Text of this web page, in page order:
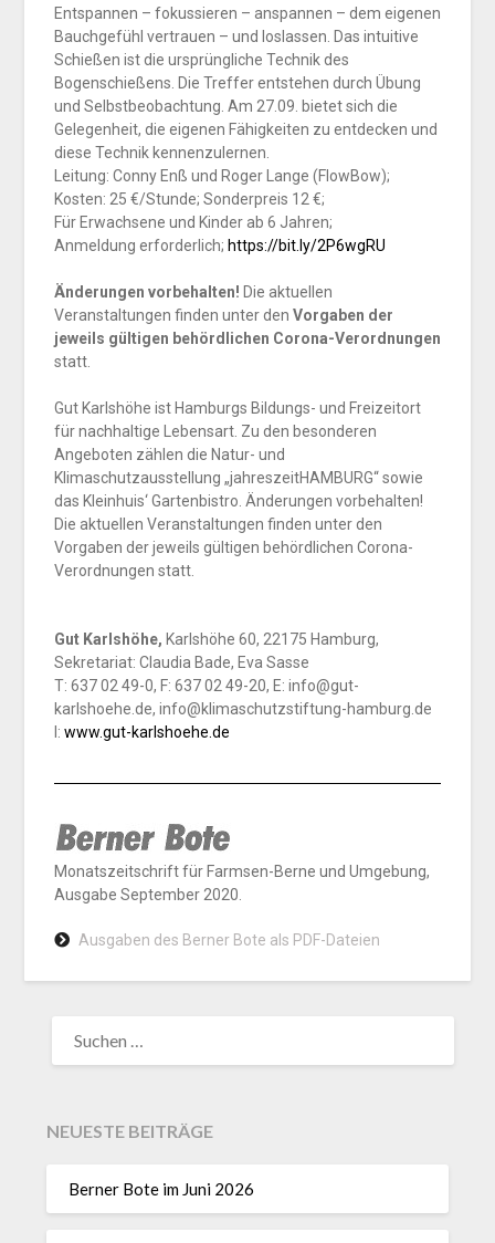
Entspannen – fokussieren – anspannen – dem eigenen
Bauchgefühl vertrauen – und loslassen. Das intuitive
Schießen ist die ursprüngliche Technik des
Bogenschießens. Die Treffer entstehen durch Übung
und Selbstbeobachtung. Am 27.09. bietet sich die
Gelegenheit, die eigenen Fähigkeiten zu entdecken und
diese Technik kennenzulernen.
Leitung: Conny Enß und Roger Lange (FlowBow);
Kosten: 25 €/Stunde; Sonderpreis 12 €;
Für Erwachsene und Kinder ab 6 Jahren;
Anmeldung erforderlich; https://bit.ly/2P6wgRU
Änderungen vorbehalten! Die aktuellen
Veranstaltungen finden unter den Vorgaben der
jeweils gültigen behördlichen Corona-Verordnungen
statt.
Gut Karlshöhe ist Hamburgs Bildungs- und Freizeitort
für nachhaltige Lebensart. Zu den besonderen
Angeboten zählen die Natur- und
Klimaschutzausstellung „jahreszeitHAMBURG“ sowie
das Kleinhuis‘ Gartenbistro. Änderungen vorbehalten!
Die aktuellen Veranstaltungen finden unter den
Vorgaben der jeweils gültigen behördlichen Corona-
Verordnungen statt.
Gut Karlshöhe, Karlshöhe 60, 22175 Hamburg,
Sekretariat: Claudia Bade, Eva Sasse
T: 637 02 49-0, F: 637 02 49-20, E: info@gut-
karlshoehe.de, info@klimaschutzstiftung-hamburg.de
I: www.gut-karlshoehe.de
Monatszeitschrift für Farmsen-Berne und Umgebung,
Ausgabe September 2020.
Ausgaben des Berner Bote als PDF-Dateien
NEUESTE BEITRÄGE
Berner Bote im Juni 2026